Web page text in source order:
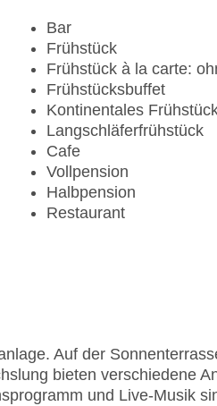
Bar
Frühstück
Frühstück à la carte:
Frühstücksbuffet
Kontinentales
Langschläferfrühstück
Cafe
Vollpension
Halbpension
Restaurant
Auf der
bieten verschiedene
und Live-Musik